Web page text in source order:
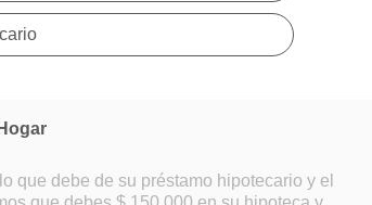
que debe de su préstamo hipotecario y el